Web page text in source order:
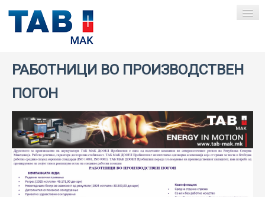
ПОЧЕТНА
ИНДУСТРИСКИ БАТЕРИИ
ECOMOTION
РАБОТНИЦИ ВО ПРОИЗВОДСТВЕН
ПОГОН